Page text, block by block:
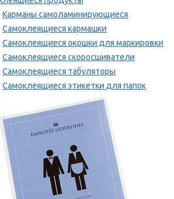
Карманы самоламинирующиеся
Самоклеящиеся кармашки
Самоклеящиеся окошки для маркировки
Самоклеящиеся скоросшиватели
Самоклеящиеся табуляторы
Самоклеящиеся этикетки для папок
Таблички для маркировки